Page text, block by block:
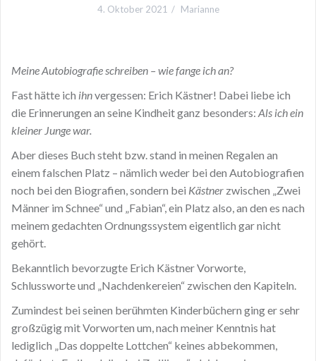
4. Oktober 2021 Marianne
Meine Autobiografie schreiben – wie fange ich an?
Fast hätte ich ihnvergessen: Erich Kästner! Dabei liebe ich
die Erinnerungen an seine Kindheit ganz besonders: Als ich ein
kleiner Junge war.
Aber dieses Buch steht bzw. stand in meinen Regalen an
einem falschen Platz – nämlich weder bei den Autobiografien
noch bei den Biografien, sondern bei Kästner zwischen „Zwei
Männer im Schnee“ und „Fabian“, ein Platz also, an den es nach
meinem gedachten Ordnungssystem eigentlich gar nicht
gehört.
Bekanntlich bevorzugte Erich Kästner Vorworte,
Schlussworte und „Nachdenkereien“ zwischen den Kapiteln.
Zumindest bei seinen berühmten Kinderbüchern ging er sehr
großzügig mit Vorworten um, nach meiner Kenntnis hat
lediglich „Das doppelte Lottchen“ keines abbekommen,